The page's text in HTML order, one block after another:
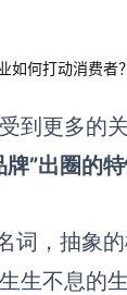
如何打动消费者
到更多的
牌”出圈的
词，抽象
生不息的